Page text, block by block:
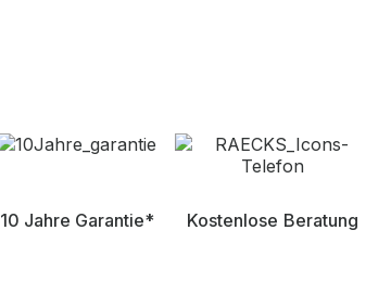
10 Jahre Garantie* Kostenlose Beratung